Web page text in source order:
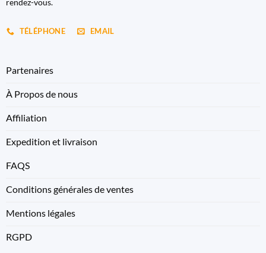
rendez-vous.
TÉLÉPHONE EMAIL
Partenaires
À Propos de nous
Affiliation
Expedition et livraison
FAQS
Conditions générales de ventes
Mentions légales
RGPD